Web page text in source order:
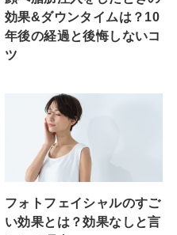
効果&ダウンタイムは？10
年後の経過と後悔しないコ
ツ
フォトフェイシャルのすご
い効果とは？効果なしと言